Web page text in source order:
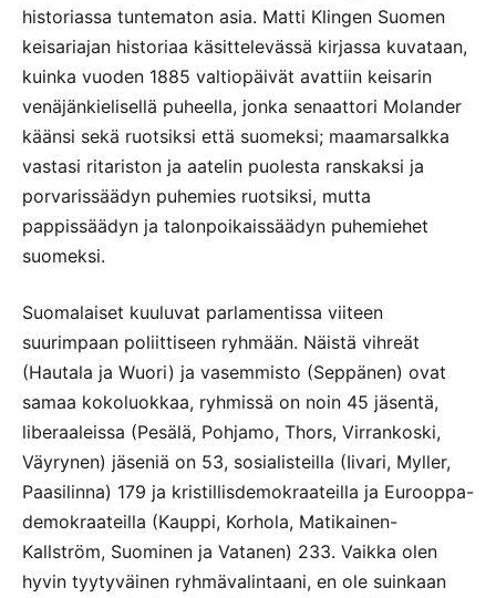
historiassa tuntematon asia. Matti Klingen Suomen
keisariajan historiaa käsittelevässä kirjassa kuvataan,
kuinka vuoden 1885 valtiopäivät avattiin keisarin
venäjänkielisellä puheella, jonka senaattori Molander
käänsi sekä ruotsiksi että suomeksi; maamarsalkka
vastasi ritariston ja aatelin puolesta ranskaksi ja
porvarissäädyn puhemies ruotsiksi, mutta
pappissäädyn ja talonpoikaissäädyn puhemiehet
suomeksi.
Suomalaiset kuuluvat parlamentissa viiteen
suurimpaan poliittiseen ryhmään. Näistä vihreät
(Hautala ja Wuori) ja vasemmisto (Seppänen) ovat
samaa kokoluokkaa, ryhmissä on noin 45 jäsentä,
liberaaleissa (Pesälä, Pohjamo, Thors, Virrankoski,
Väyrynen) jäseniä on 53, sosialisteilla (Iivari, Myller,
Paasilinna) 179 ja kristillisdemokraateilla ja Eurooppa-
demokraateilla (Kauppi, Korhola, Matikainen-
Kallström, Suominen ja Vatanen) 233. Vaikka olen
hyvin tyytyväinen ryhmävalintaani, en ole suinkaan